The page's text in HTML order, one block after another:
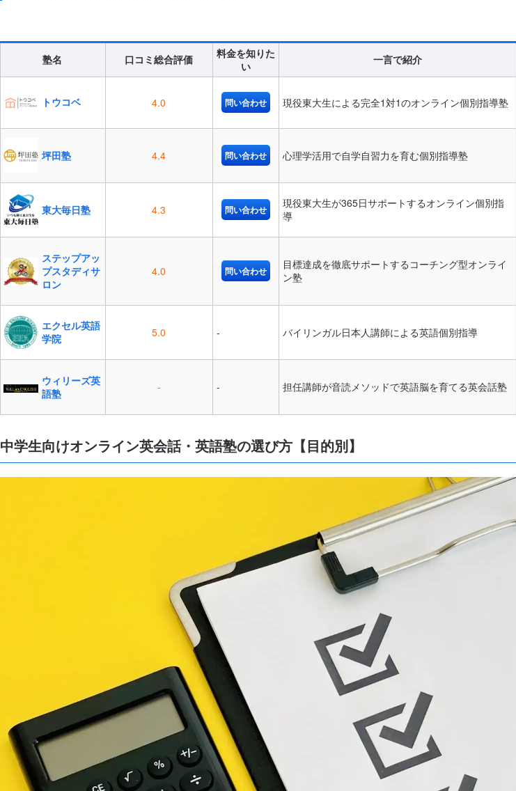
塾名 口コミ総合評価
料金を知りた
い
一言で紹介
トウコベ 4.0 問い合わせ 現役東大生による完全1対1のオンライン個別指導塾
坪田塾 4.4 問い合わせ 心理学活用で自学自習力を育む個別指導塾
東大毎日塾 4.3 問い合わせ
現役東大生が365日サポートするオンライン個別指
導
ステップアッ
プスタディサ
ロン
4.0 問い合わせ
目標達成を徹底サポートするコーチング型オンライ
ン塾
エクセル英語
学院
5.0 - バイリンガル日本人講師による英語個別指導
ウィリーズ英
語塾
- - 担任講師が音読メソッドで英語脳を育てる英会話塾
中学生向けオンライン英会話・英語塾の選び方【目的別】